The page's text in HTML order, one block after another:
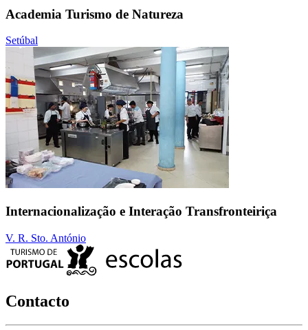
Academia Turismo de Natureza
Setúbal
Internacionalização e Interação Transfronteiriça
V. R. Sto. António
Contacto